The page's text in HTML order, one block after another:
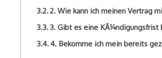
2. Wie kann ich meinen Vertrag
3. Gibt es eine KÃ¼ndigungsfrist
4. Bekomme ich mein bereits